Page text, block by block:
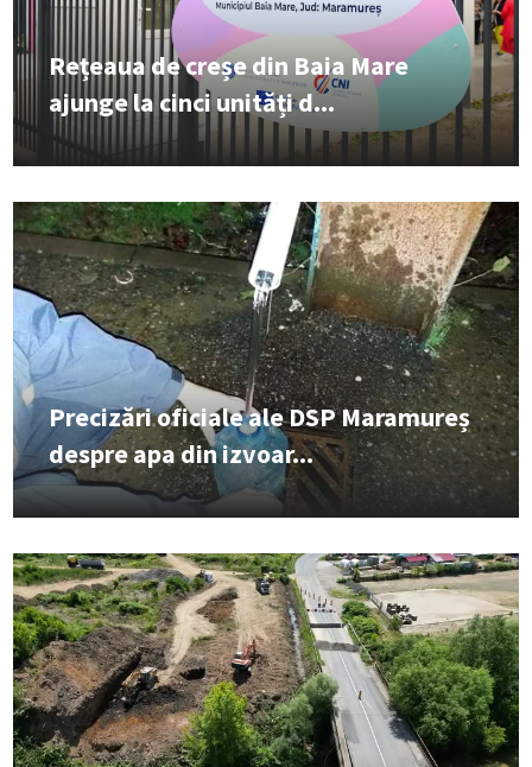
Rețeaua de creșe din Baia Mare
ajunge la cinci unități d...
Precizări oficiale ale DSP Maramureș
despre apa din izvoar...